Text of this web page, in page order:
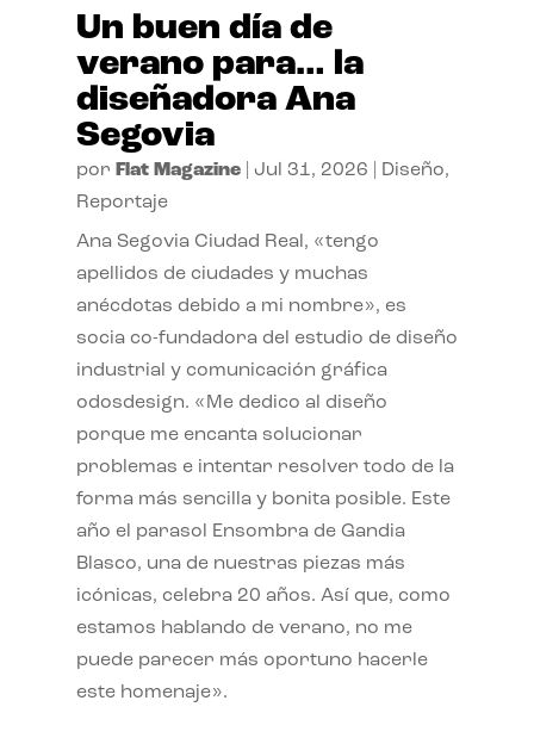
Un buen día de
verano para… la
diseñadora Ana
Segovia
por Flat Magazine| Jul 31, 2026 Diseño,
Reportaje
Ana Segovia Ciudad Real, «tengo
apellidos de ciudades y muchas
anécdotas debido a mi nombre», es
socia co-fundadora del estudio de diseño
industrial y comunicación gráfica
odosdesign. «Me dedico al diseño
porque me encanta solucionar
problemas e intentar resolver todo de la
forma más sencilla y bonita posible. Este
año el parasol Ensombra de Gandia
Blasco, una de nuestras piezas más
icónicas, celebra 20 años. Así que, como
estamos hablando de verano, no me
puede parecer más oportuno hacerle
este homenaje».